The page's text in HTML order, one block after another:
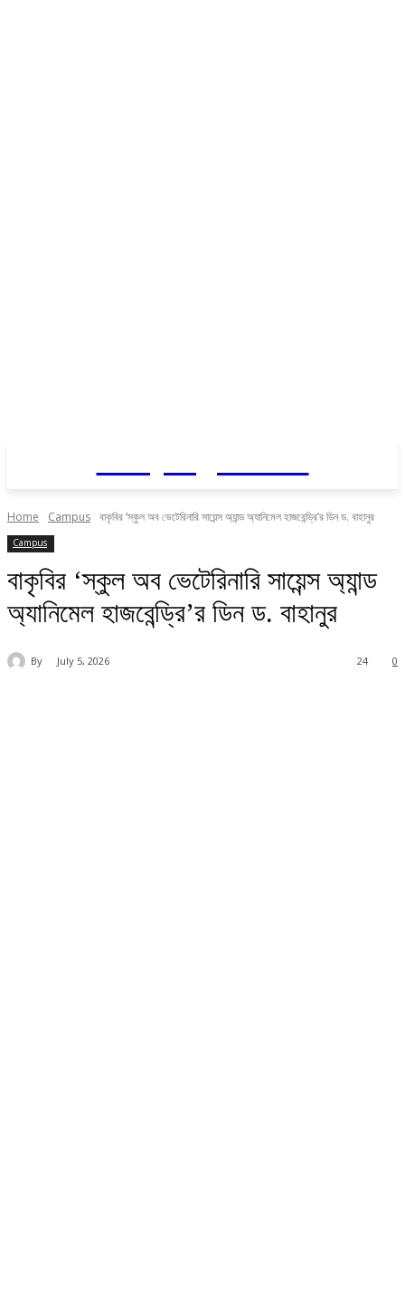
Home Campus বাকৃবির ‘স্কুল অব ভেটেরিনারি সায়েন্স অ্যান্ড অ্যানিমেল হাজবেন্ড্রি’র ডিন ড. বাহানুর
Campus
বাকৃবির ‘স্কুল অব ভেটেরিনারি সায়েন্স অ্যান্ড
অ্যানিমেল হাজবেন্ড্রি’র ডিন ড. বাহানুর
By July 5, 2026 0
24